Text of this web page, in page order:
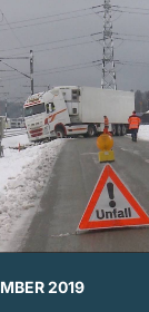
2019